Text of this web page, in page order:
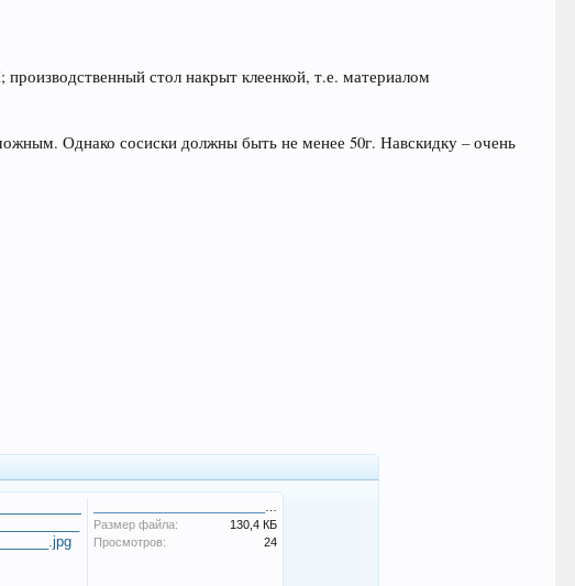
стол накрыт клеенкой, т.е. материалом
Однако сосиски должны быть не менее 50г. Навскидку – очень
Размер файла:
130,4 КБ
Просмотров:
24